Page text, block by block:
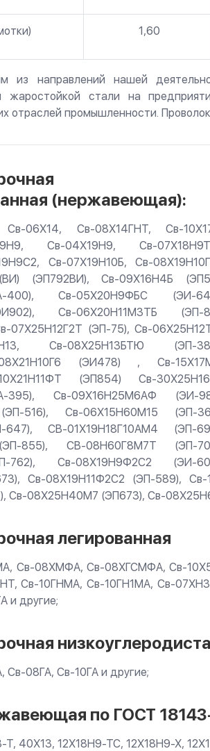
1,60
из направлений нашей
жаростойкой стали на
отраслей промышленности.
(нержавеющая):
06Х14, Св-08Х14ГНТ, Св-
Св-04Х19Н9, Св-
Св-07Х19Н10Б, Св-
(ЭП792ВИ), Св-09Х16Н4Б
400), Св-05Х20Н9ФБС (ЭИ-
Св-06Х20Н11М3ТБ (ЭП-
07Х25Н12Г2Т (ЭП-75), Св-
Св-08Х25Н13БТЮ (ЭП-
(ЭИ478) , Св-
(ЭП854) Св-
395), Св-09Х16Н25М6АФ (ЭИ-
516), Св-06Х15Н60М15 (ЭП-
СВ-01Х19Н18Г10АМ4 (ЭП-
855), СВ-08Н60Г8М7Т (ЭП-
762), Св-08Х19Н9Ф2С2 (ЭИ-
Св-08Х19Н11Ф2С2 (ЭП-589),
Св-08Х25Н40М7 (ЭП673), Св-
легированная
Св-08ХМФА, Св-08ХГСМФА, Св-
Св-10ГНМА, Св-10ГН1МА, Св-
и другие;
08ГА, Св-10ГА и другие;
по ГОСТ
Т, 40Х13, 12Х18Н9-ТС, 12Х18Н9-Х,